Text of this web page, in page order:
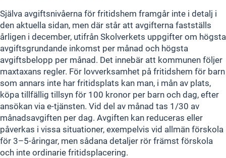
Själva avgiftsnivåerna för fritidshem framgår inte i detalj i
den aktuella sidan, men där står att avgifterna fastställs
årligen i december, utifrån Skolverkets uppgifter om högsta
avgiftsgrundande inkomst per månad och högsta
avgiftsbelopp per månad. Det innebär att kommunen följer
maxtaxans regler. För lovverksamhet på fritidshem för barn
som annars inte har fritidsplats kan man, i mån av plats,
köpa tillfällig tillsyn för 100 kronor per barn och dag, efter
ansökan via e‑tjänsten. Vid del av månad tas 1/30 av
månadsavgiften per dag. Avgiften kan reduceras eller
påverkas i vissa situationer, exempelvis vid allmän förskola
för 3–5‑åringar, men sådana detaljer rör främst förskola
och inte ordinarie fritidsplacering.